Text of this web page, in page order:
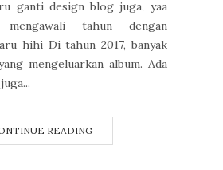
ganti design blog juga, yaa
mengawali tahun dengan
hihi Di tahun 2017, banyak
mengeluarkan album. Ada
READING